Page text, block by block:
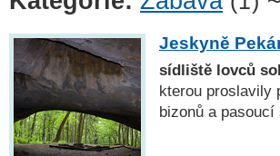
Jeskyně
sídliště lovců
kterou proslavily
bizonů a